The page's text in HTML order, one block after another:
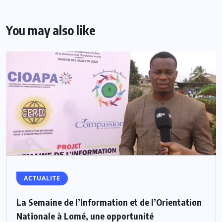
You may also like
ACTUALITE
La Semaine de l’Information et de l’Orientation
Nationale à Lomé, une opportunité